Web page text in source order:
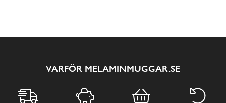
VARFÖR MELAMINMUGGAR.SE